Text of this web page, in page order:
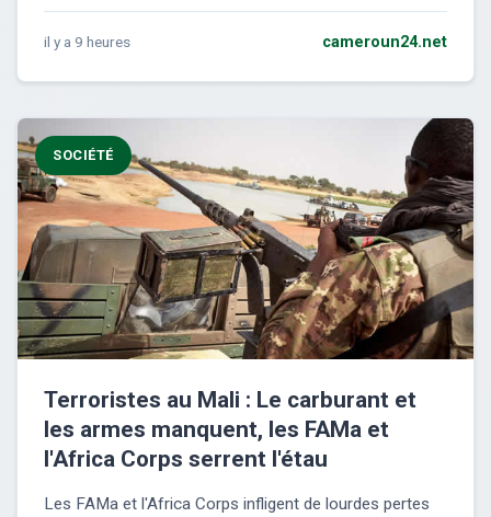
il y a 9 heures cameroun24.net
SOCIÉTÉ
Terroristes au Mali : Le carburant et
les armes manquent, les FAMa et
l'Africa Corps serrent l'étau
Les FAMa et l'Africa Corps infligent de lourdes pertes